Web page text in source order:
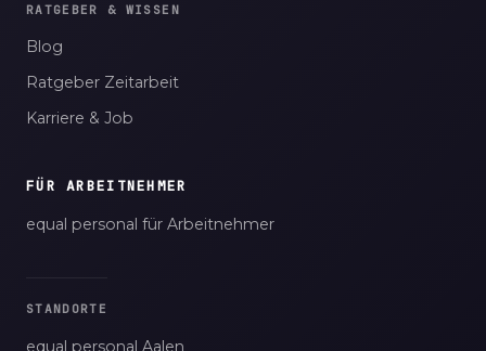
RATGEBER & WISSEN
Blog
Ratgeber Zeitarbeit
Karriere & Job
FÜR ARBEITNEHMER
equal personal für Arbeitnehmer
STANDORTE
equal personal Aalen